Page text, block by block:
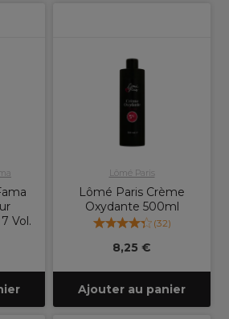
Vol.
Lômé Paris
Lômé Paris Crème
Oxydante 500ml
(32)
8,25 €
Ajouter au panier